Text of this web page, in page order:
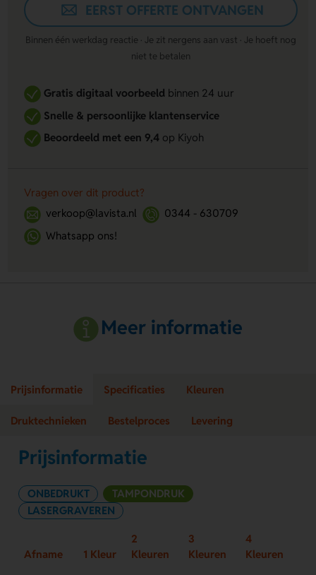
EERST OFFERTE ONTVANGEN
Binnen één werkdag reactie · Je zit nergens aan vast · Je hoeft nog
niet te betalen
Gratis digitaal voorbeeldbinnen 24 uur
Snelle & persoonlijke klantenservice
Beoordeeld met een 9,4op Kiyoh
Vragen over dit product?
verkoop@lavista.nl
0344 - 630709
Whatsapp ons!
Meer informatie
Prijsinformatie Specificaties Kleuren
Druktechnieken Bestelproces Levering
Prijsinformatie
ONBEDRUKT
TAMPONDRUK
LASERGRAVEREN
Afname 1 Kleur
2
Kleuren
3
Kleuren
4
Kleuren